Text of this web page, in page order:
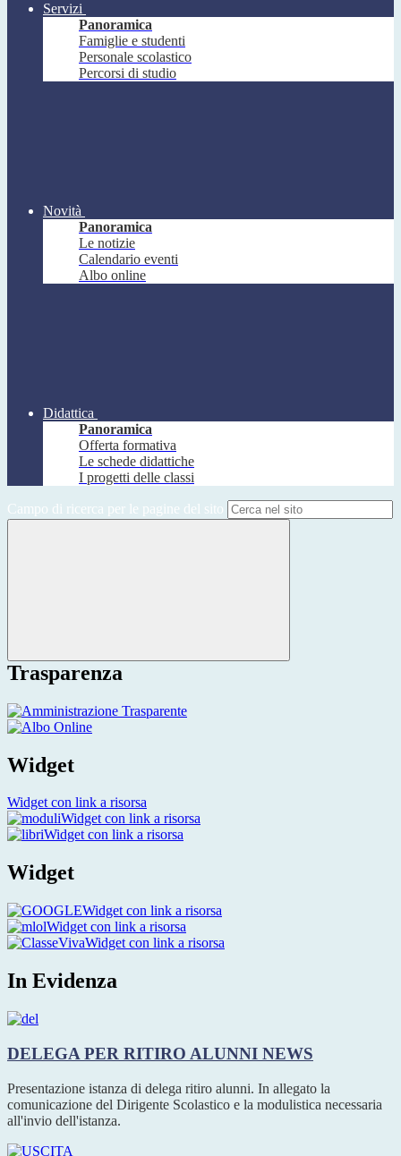
Servizi
Panoramica
Famiglie e studenti
Personale scolastico
Percorsi di studio
Novità
Panoramica
Le notizie
Calendario eventi
Albo online
Didattica
Panoramica
Offerta formativa
Le schede didattiche
I progetti delle classi
Campo di ricerca per le pagine del sito
Trasparenza
Widget
Widget con link a risorsa
Widget con link a risorsa
Widget con link a risorsa
Widget
Widget con link a risorsa
Widget con link a risorsa
Widget con link a risorsa
In Evidenza
DELEGA PER RITIRO ALUNNI NEWS
Presentazione istanza di delega ritiro alunni. In allegato la
comunicazione del Dirigente Scolastico e la modulistica necessaria
all'invio dell'istanza.